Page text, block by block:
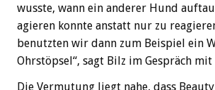
wusste, wann ein anderer Hund
agieren konnte anstatt nur zu
benutzten wir dann zum Beispiel ein
Ohrstöpsel“, sagt Bilz im Gespräch mit
Die Vermutung liegt nahe, dass